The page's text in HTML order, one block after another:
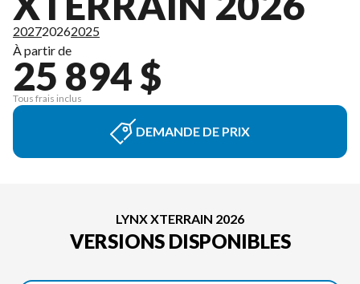
202720262025
À partir de
25 894 $
Tous frais inclus
DEMANDE DE PRIX
LYNX XTERRAIN 2026
VERSIONS DISPONIBLES